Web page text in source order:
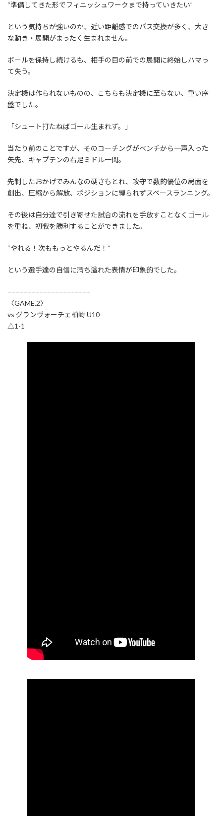
“準備してきた形でフィニッシュワークまで持っていきたい”
という気持ちが強いのか、近い距離感でのパス交換が多く、大き
な動き・展開がまったく生まれません。
ボールを保持し続けるも、相手の目の前での展開に終始しハマっ
て失う。
決定機は作られないものの、こちらも決定機に至らない、重い序
盤でした。
「シュート打たねばゴール生まれず。」
当たり前のことですが、そのコーチングがベンチから一声入った
矢先、キャプテンの右足ミドル一閃。
先制したおかげでみんなの硬さもとれ、攻守で数的優位の局面を
創出、圧縮から解放、ポジションに縛られずスペースランニング。
その後は自分達で引き寄せた試合の流れを手放すことなくゴール
を重ね、初戦を勝利することができました。
“やれる！次ももっとやるんだ！”
という選手達の自信に満ち溢れた表情が印象的でした。
−−−−−−−−−−−−−−−−−−−−−
〈GAME.2〉
vs グランヴォーチェ柏崎 U10
△1-1